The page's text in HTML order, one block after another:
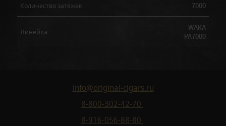
Количество затяжек 7000
Линейка
WAKA
PA7000
info@original-cigars.ru
8-800-302-42-70
8-916-056-88-80